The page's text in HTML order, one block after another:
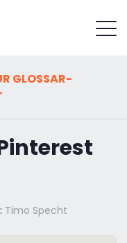
GLOSSAR-
Timo Specht